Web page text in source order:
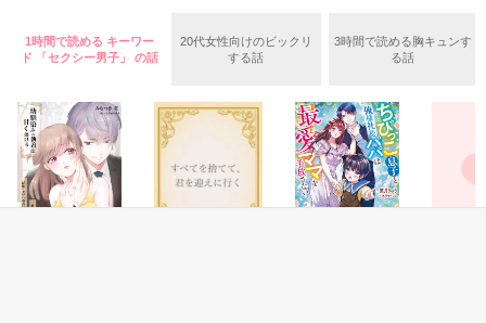
＊以前、公開していた話の改稿版です＊
作品を読む
いた。
守と由羅から『便利屋雛子』と馬鹿にされ、一人こっそり泣い
た上、同居まで提案してきて──？
鷹哉『宜しくな、俺の雛子』🦅
雛子『俺の……ひぃ、雛子？！！！』🐥
1時間で読める キーワー
ド 「セクシー男子」 の話
20代女性向けのビックリ
する話
3時間で読める胸キュンす
る話